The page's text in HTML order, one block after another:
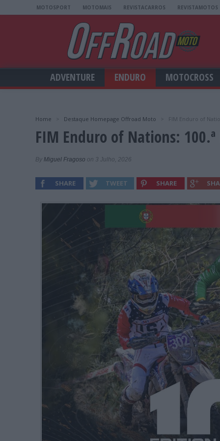
MOTOSPORT MOTOMAIS REVISTACARROS REVISTAMOTOS
ADVENTURE ENDURO MOTOCROSS
Home Destaque Homepage Offroad Moto FIM Enduro of
FIM Enduro of Nations:
By Miguel Fragoso on 3 Julho, 2026
SHARE TWEET SHARE